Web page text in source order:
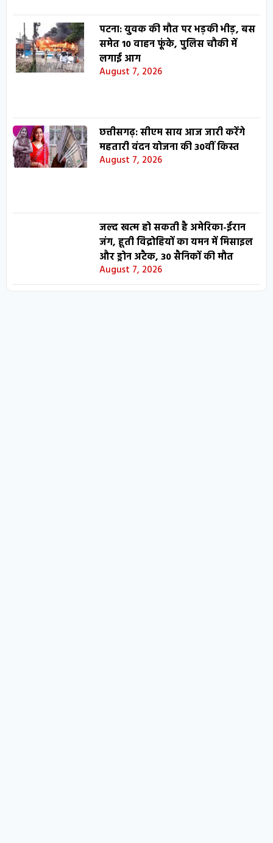
पटना: युवक की मौत पर भड़की भीड़, बस
समेत 10 वाहन फूंके, पुलिस चौकी में
लगाई आग
August 7, 2026
छत्तीसगढ़: सीएम साय आज जारी करेंगे
महतारी वंदन योजना की 30वीं किस्त
August 7, 2026
जल्द खत्म हो सकती है अमेरिका-ईरान
जंग, हूती विद्रोहियों का यमन में मिसाइल
और ड्रोन अटैक, 30 सैनिकों की मौत
August 7, 2026